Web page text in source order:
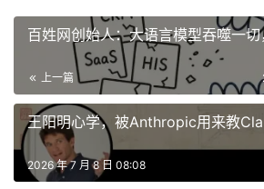
协议，重点方向是稳定币支付、
链上借贷。
从2018年第一期3亿美元基金投协议
五期投支付和代币化，大VC关闭了
道。
此外，最顶级的加密VC开始把钱投向
百姓网创始人：大语言模型吞噬一
上一篇
王阳明心学，被Anthropic用来教
2026 年 7 月 8 日 08:08